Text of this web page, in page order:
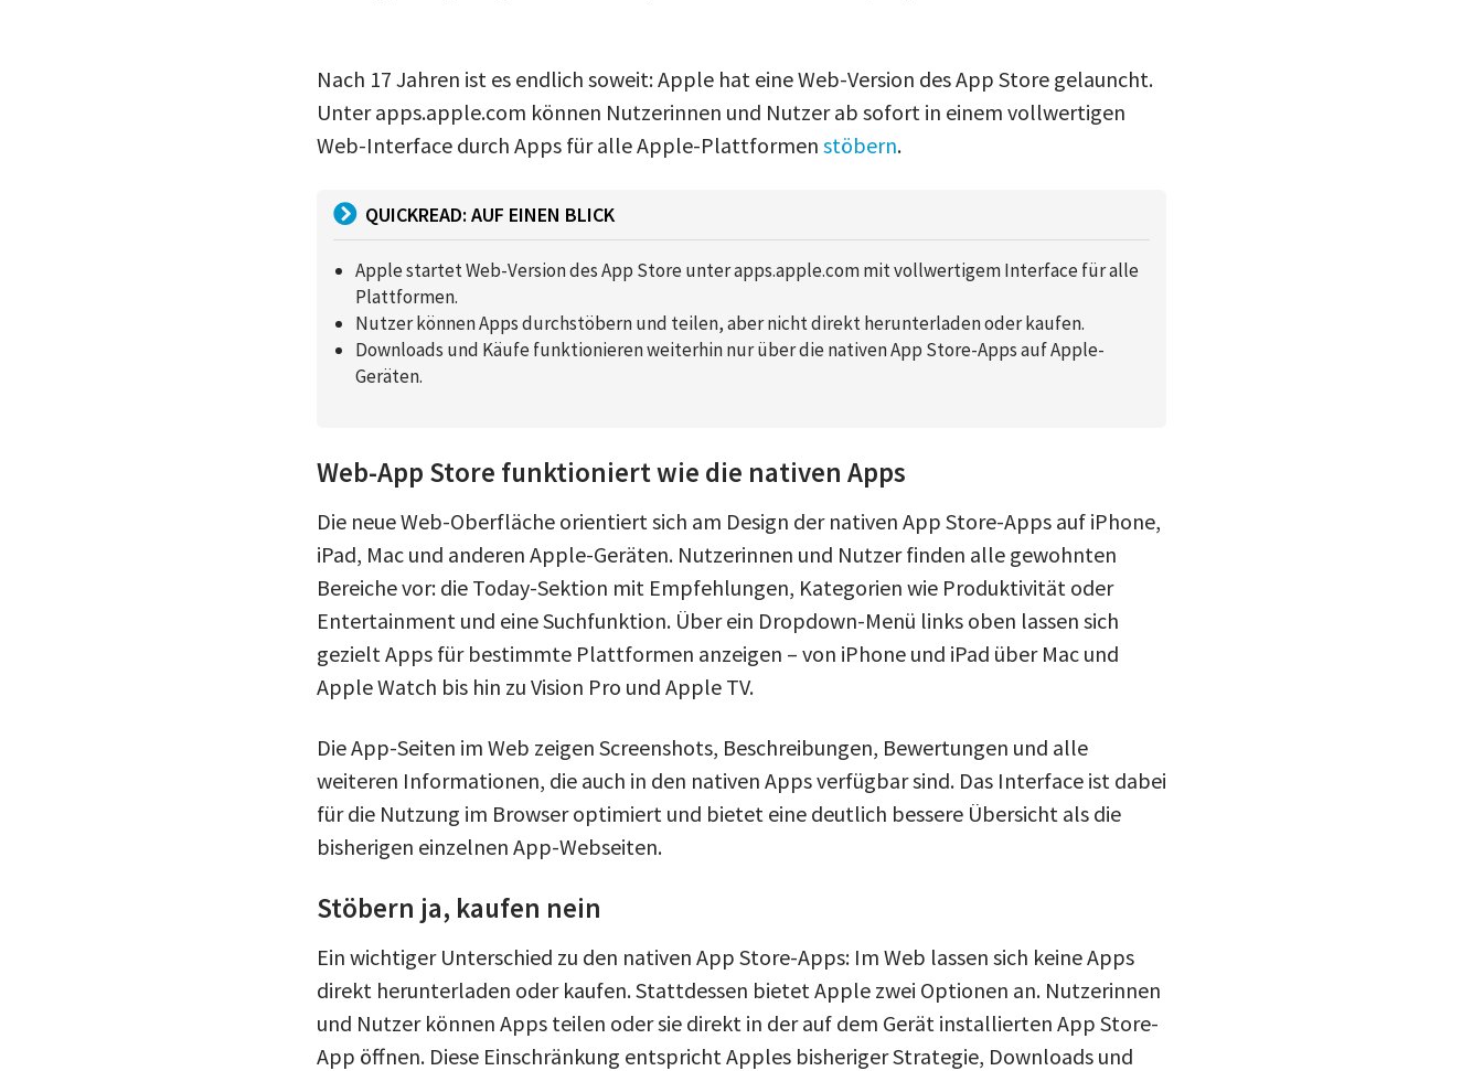
Nach 17 Jahren ist es endlich soweit: Apple hat eine Web-Version des App Store gelauncht.
Unter apps.apple.com können Nutzerinnen und Nutzer ab sofort in einem vollwertigen
Web-Interface durch Apps für alle Apple-Plattformen stöbern.
QUICKREAD: AUF EINEN BLICK
Apple startet Web-Version des App Store unter apps.apple.com mit vollwertigem Interface für alle
Plattformen.
Nutzer können Apps durchstöbern und teilen, aber nicht direkt herunterladen oder kaufen.
Downloads und Käufe funktionieren weiterhin nur über die nativen App Store-Apps auf Apple-
Geräten.
Web-App Store funktioniert wie die nativen Apps
Die neue Web-Oberfläche orientiert sich am Design der nativen App Store-Apps auf iPhone,
iPad, Mac und anderen Apple-Geräten. Nutzerinnen und Nutzer finden alle gewohnten
Bereiche vor: die Today-Sektion mit Empfehlungen, Kategorien wie Produktivität oder
Entertainment und eine Suchfunktion. Über ein Dropdown-Menü links oben lassen sich
gezielt Apps für bestimmte Plattformen anzeigen – von iPhone und iPad über Mac und
Apple Watch bis hin zu Vision Pro und Apple TV.
Die App-Seiten im Web zeigen Screenshots, Beschreibungen, Bewertungen und alle
weiteren Informationen, die auch in den nativen Apps verfügbar sind. Das Interface ist dabei
für die Nutzung im Browser optimiert und bietet eine deutlich bessere Übersicht als die
bisherigen einzelnen App-Webseiten.
Stöbern ja, kaufen nein
Ein wichtiger Unterschied zu den nativen App Store-Apps: Im Web lassen sich keine Apps
direkt herunterladen oder kaufen. Stattdessen bietet Apple zwei Optionen an. Nutzerinnen
und Nutzer können Apps teilen oder sie direkt in der auf dem Gerät installierten App Store-
App öffnen. Diese Einschränkung entspricht Apples bisheriger Strategie, Downloads und